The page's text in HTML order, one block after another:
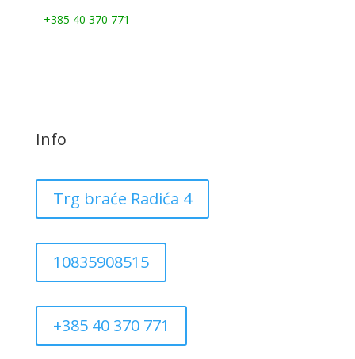
+385 40 370 771
Info
Trg braće Radića 4
10835908515
+385 40 370 771